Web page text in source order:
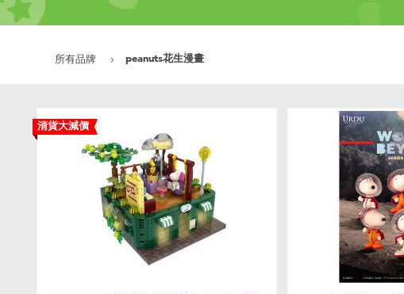
所有品牌 peanuts花生漫畫
清貨大減價